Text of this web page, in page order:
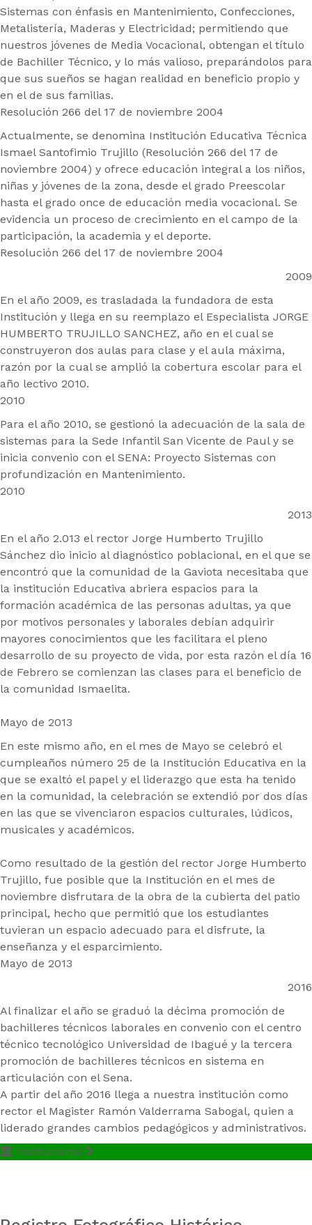
Sistemas con énfasis en Mantenimiento, Confecciones,
Metalistería, Maderas y Electricidad; permitiendo que
nuestros jóvenes de Media Vocacional, obtengan el título
de Bachiller Técnico, y lo más valioso, preparándolos para
que sus sueños se hagan realidad en beneficio propio y
en el de sus familias.
Resolución 266 del 17 de noviembre 2004
Actualmente, se denomina Institución Educativa Técnica
Ismael Santofimio Trujillo (Resolución 266 del 17 de
noviembre 2004) y ofrece educación integral a los niños,
niñas y jóvenes de la zona, desde el grado Preescolar
hasta el grado once de educación media vocacional. Se
evidencia un proceso de crecimiento en el campo de la
participación, la academia y el deporte.
Resolución 266 del 17 de noviembre 2004
2009
En el año 2009, es trasladada la fundadora de esta
Institución y llega en su reemplazo el Especialista JORGE
HUMBERTO TRUJILLO SANCHEZ, año en el cual se
construyeron dos aulas para clase y el aula máxima,
razón por la cual se amplió la cobertura escolar para el
año lectivo 2010.
2010
Para el año 2010, se gestionó la adecuación de la sala de
sistemas para la Sede Infantil San Vicente de Paul y se
inicia convenio con el SENA: Proyecto Sistemas con
profundización en Mantenimiento.
2010
2013
En el año 2.013 el rector Jorge Humberto Trujillo
Sánchez dio inicio al diagnóstico poblacional, en el que se
encontró que la comunidad de la Gaviota necesitaba que
la institución Educativa abriera espacios para la
formación académica de las personas adultas, ya que
por motivos personales y laborales debían adquirir
mayores conocimientos que les facilitara el pleno
desarrollo de su proyecto de vida, por esta razón el día 16
de Febrero se comienzan las clases para el beneficio de
la comunidad Ismaelita.
Mayo de 2013
En este mismo año, en el mes de Mayo se celebró el
cumpleaños número 25 de la Institución Educativa en la
que se exaltó el papel y el liderazgo que esta ha tenido
en la comunidad, la celebración se extendió por dos días
en las que se vivenciaron espacios culturales, lúdicos,
musicales y académicos.
Como resultado de la gestión del rector Jorge Humberto
Trujillo, fue posible que la Institución en el mes de
noviembre disfrutara de la obra de la cubierta del patio
principal, hecho que permitió que los estudiantes
tuvieran un espacio adecuado para el disfrute, la
enseñanza y el esparcimiento.
Mayo de 2013
2016
Al finalizar el año se graduó la décima promoción de
bachilleres técnicos laborales en convenio con el centro
técnico tecnológico Universidad de Ibagué y la tercera
promoción de bachilleres técnicos en sistema en
articulación con el Sena.
A partir del año 2016 llega a nuestra institución como
rector el Magister Ramón Valderrama Sabogal, quien a
liderado grandes cambios pedagógicos y administrativos.
Institucional